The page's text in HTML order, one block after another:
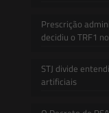
Prescrição
decidiu o TRF1
STJ divide
artificiais